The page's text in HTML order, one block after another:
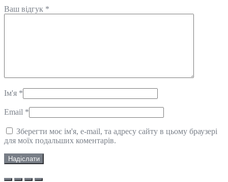
Ваш відгук *
Ім'я *
Email *
Зберегти моє ім'я, e-mail, та адресу сайту в цьому браузері
для моїх подальших коментарів.